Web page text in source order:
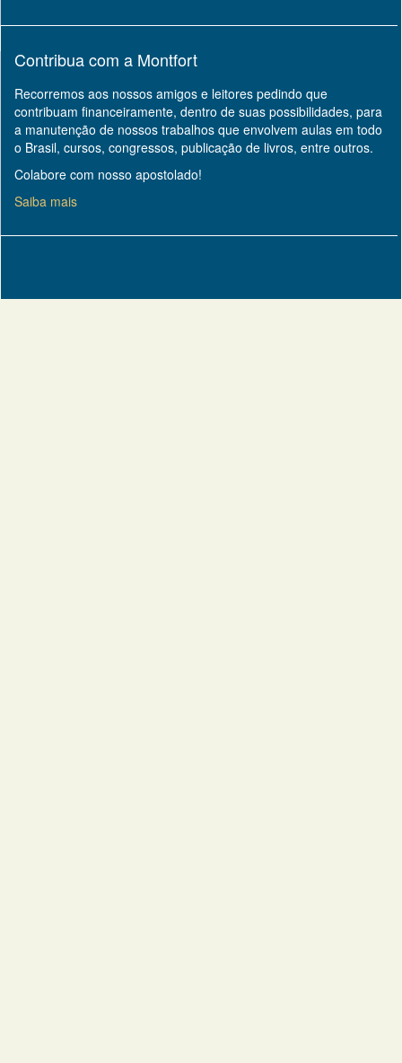
Contribua com a Montfort
Recorremos aos nossos amigos e leitores pedindo que
contribuam financeiramente, dentro de suas possibilidades, para
a manutenção de nossos trabalhos que envolvem aulas em todo
o Brasil, cursos, congressos, publicação de livros, entre outros.
Colabore com nosso apostolado!
Saiba mais